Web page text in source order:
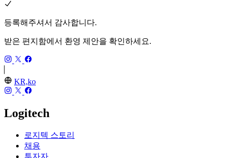
등록해주셔서 감사합니다.
받은 편지함에서 환영 제안을 확인하세요.
KR,ko
Logitech
로지텍 스토리
채용
투자자